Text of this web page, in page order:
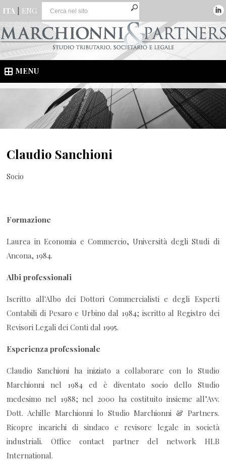
ITA ENG
MENU
Claudio Sanchioni
Socio
Formazione
Laurea in Economia e Commercio, Università degli Studi di
Ancona, 1984.
Albi professionali
Iscritto all'Albo dei Dottori Commercialisti e degli Esperti
Contabili di Pesaro e Urbino dal 1984; iscritto al Registro dei
Revisori Legali dei Conti dal 1995.
Esperienza professionale
Claudio Sanchioni ha iniziato a collaborare con lo Studio
Marchionni nel 1984 ed è diventato socio dello Studio
medesimo nel 1988; nel 2000 ha costituito insieme all’Avv.
Dott. Achille Marchionni lo Studio Marchionni & Partners.
Ricopre incarichi di sindaco e revisore legale in società
industriali. Office contact partner del network HLB
International.